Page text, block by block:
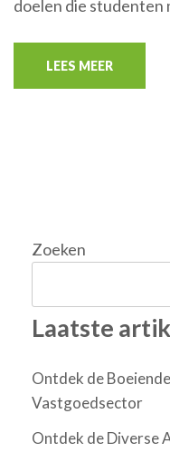
doelen die
LEES MEER
Zoeken
Laatste
Ontdek de
Vastgoedsector
Ontdek de Diverse